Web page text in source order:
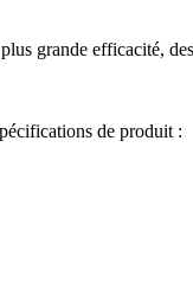
grande efficacité,
de produit :